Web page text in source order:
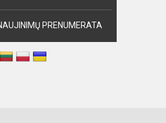
PRENUMERATA